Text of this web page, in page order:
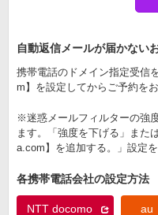
自動返信メールが届かない
携帯電話のドメイン指定受信
m】を設定してからご予約をお
※迷惑メールフィルターの強
ます。「強度を下げる」また
a.com】を追加する。」設定を
各携帯電話会社の設定方法
NTT docomo au